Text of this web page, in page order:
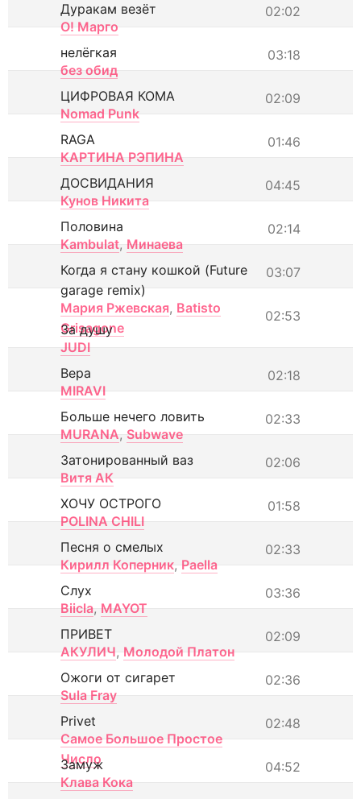
02:02
Дуракам везёт
О! Марго
03:18
нелёгкая
без обид
02:09
ЦИФРОВАЯ КОМА
Nomad Punk
01:46
RAGA
КАРТИНА РЭПИНА
04:45
ДОСВИДАНИЯ
Кунов Никита
02:14
Половина
Kambulat, Минаева
03:07
Когда я стану кошкой (Future
garage remix)
Мария Ржевская, Batisto
Grisagone
02:53
За душу
JUDI
02:18
Вера
MIRAVI
02:33
Больше нечего ловить
MURANA, Subwave
02:06
Затонированный ваз
Витя АК
01:58
ХОЧУ ОСТРОГО
POLINA CHILI
02:33
Песня о смелых
Кирилл Коперник, Paella
03:36
Слух
Biicla, MAYOT
02:09
ПРИВЕТ
АКУЛИЧ, Молодой Платон
02:36
Ожоги от сигарет
Sula Fray
02:48
Privet
Самое Большое Простое
Число
04:52
Замуж
Клава Кока